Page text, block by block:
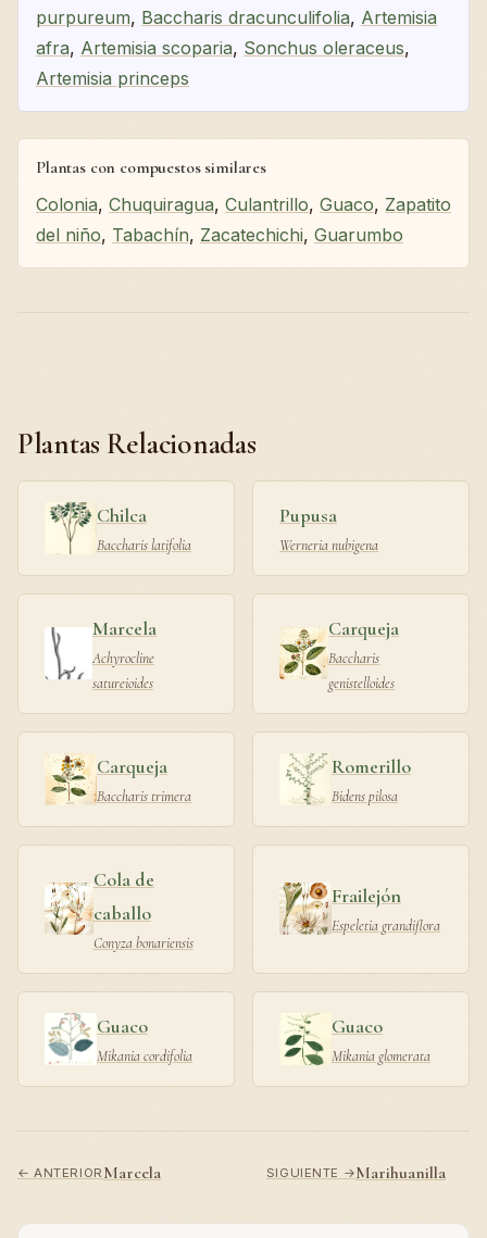
purpureum, Baccharis dracunculifolia, Artemisia
afra, Artemisia scoparia, Sonchus oleraceus,
Artemisia princeps
Plantas con compuestos similares
Colonia, Chuquiragua, Culantrillo, Guaco, Zapatito
del niño, Tabachín, Zacatechichi, Guarumbo
Plantas Relacionadas
Chilca
Baccharis latifolia
Pupusa
Werneria nubigena
Marcela
Achyrocline
satureioides
Carqueja
Baccharis
genistelloides
Carqueja
Baccharis trimera
Romerillo
Bidens pilosa
Cola de
caballo
Conyza bonariensis
Frailejón
Espeletia grandiflora
Guaco
Mikania cordifolia
Guaco
Mikania glomerata
← ANTERIOR Marcela SIGUIENTE →Marihuanilla